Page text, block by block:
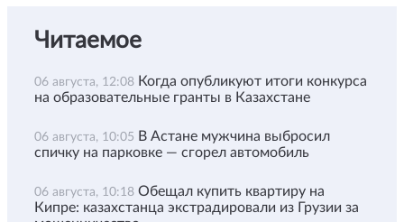
Читаемое
06 августа, 12:08 Когда опубликуют итоги конкурса
на образовательные гранты в Казахстане
06 августа, 10:05 В Астане мужчина выбросил
спичку на парковке — сгорел автомобиль
06 августа, 10:18 Обещал купить квартиру на
Кипре: казахстанца экстрадировали из Грузии за